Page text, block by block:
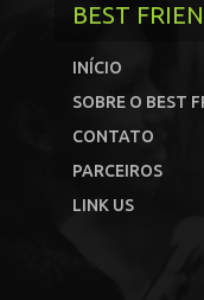
BEST
INÍCIO
SOBRE O BEST
CONTATO
PARCEIROS
LINK US